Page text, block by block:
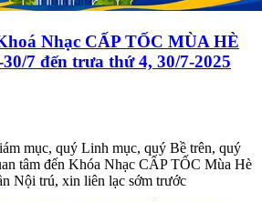
Nhạc CẤP TỐC MÙA HÈ
7 đến trưa thứ 4, 30/7-2025
mục, quý Linh mục, quý Bề trên, quý
tâm đến Khóa Nhạc CẤP TỐC Mùa Hè
Nội trú, xin liên lạc sớm trước